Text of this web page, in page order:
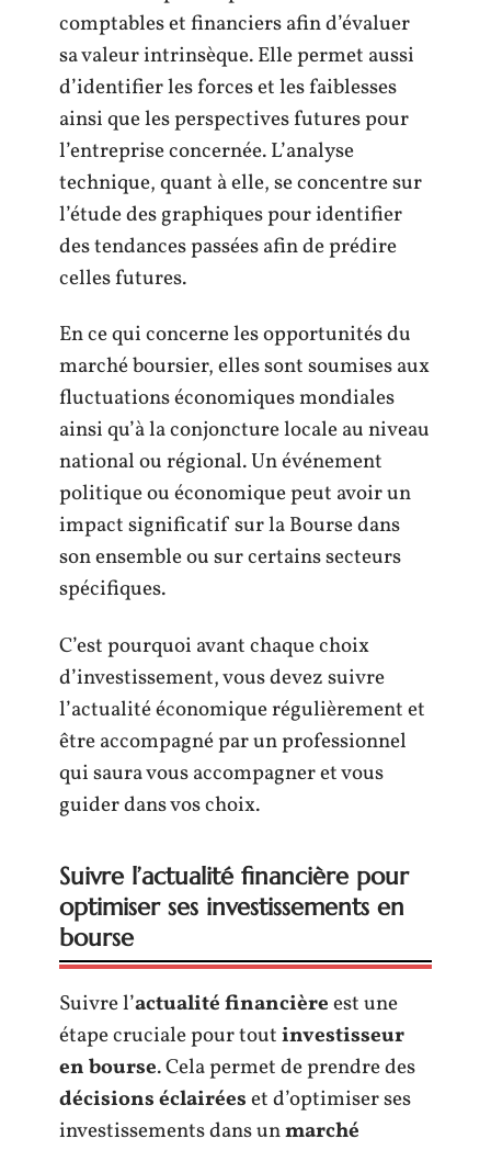
comptables et financiers afin d’évaluer
sa valeur intrinsèque. Elle permet aussi
d’identifier les forces et les faiblesses
ainsi que les perspectives futures pour
l’entreprise concernée. L’analyse
technique, quant à elle, se concentre sur
l’étude des graphiques pour identifier
des tendances passées afin de prédire
celles futures.
En ce qui concerne les opportunités du
marché boursier, elles sont soumises aux
fluctuations économiques mondiales
ainsi qu’à la conjoncture locale au niveau
national ou régional. Un événement
politique ou économique peut avoir un
impact significatif sur la Bourse dans
son ensemble ou sur certains secteurs
spécifiques.
C’est pourquoi avant chaque choix
d’investissement, vous devez suivre
l’actualité économique régulièrement et
être accompagné par un professionnel
qui saura vous accompagner et vous
guider dans vos choix.
Suivre l’actualité financière pour
optimiser ses investissements en
bourse
Suivre l’actualité financièreest une
étape cruciale pour toutinvestisseur
en bourse. Cela permet de prendre des
décisions éclairéeset d’optimiser ses
investissements dans unmarché